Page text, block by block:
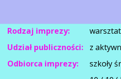
Rodzaj imprezy:
warsztat
Udział publiczności:
z
Odbiorca imprezy:
szkoły